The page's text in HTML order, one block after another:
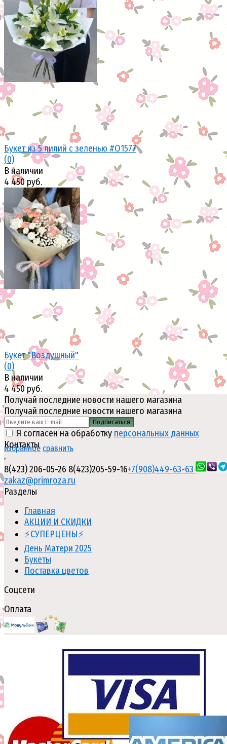
избранное сравнить
избранное сравнить
Букет из 5 лилий с зеленью #О1577
(0)
В наличии
4 450 руб.
избранное сравнить
Букет "Воздушный"
(0)
В наличии
4 450 руб.
Получай последние новости нашего магазина
Получай последние новости нашего магазина
Подписаться
Я согласен на обработку персональных данных
Контакты
,
8(423) 206-05-26 8(423)205-59-16+7(908)449-63-63
zakaz@primroza.ru
Разделы
Главная
АКЦИИ И СКИДКИ
⚡СУПЕРЦЕНЫ⚡
День Матери 2025
Букеты
Поставка цветов
Соцсети
Оплата